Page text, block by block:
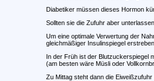
Diabetiker müssen dieses Hormon
Sollten sie die Zufuhr aber
Um eine optimale Verwertung der
gleichmäßiger Insulinspiegel
In der Früh ist der Blutzuckerspiegel
(am besten wäre Müsli oder
Zu Mittag steht dann die